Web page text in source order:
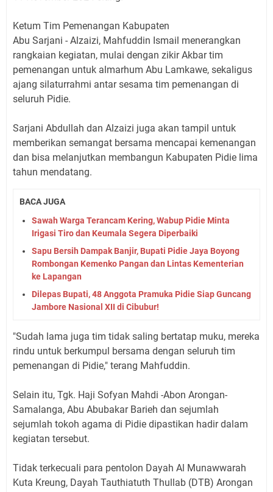
Ketum Tim Pemenangan Kabupaten
Abu Sarjani - Alzaizi, Mahfuddin Ismail menerangkan
rangkaian kegiatan, mulai dengan zikir Akbar tim
pemenangan untuk almarhum Abu Lamkawe, sekaligus
ajang silaturrahmi antar sesama tim pemenangan di
seluruh Pidie.
Sarjani Abdullah dan Alzaizi juga akan tampil untuk
memberikan semangat bersama mencapai kemenangan
dan bisa melanjutkan membangun Kabupaten Pidie lima
tahun mendatang.
BACA JUGA
Sawah Warga Terancam Kering, Wabup Pidie Minta
Irigasi Tiro dan Keumala Segera Diperbaiki
Sapu Bersih Dampak Banjir, Bupati Pidie Jaya Boyong
Rombongan Kemenko Pangan dan Lintas Kementerian
ke Lapangan
Dilepas Bupati, 48 Anggota Pramuka Pidie Siap Guncang
Jambore Nasional XII di Cibubur!
"Sudah lama juga tim tidak saling bertatap muku, mereka
rindu untuk berkumpul bersama dengan seluruh tim
pemenangan di Pidie," terang Mahfuddin.
Selain itu, Tgk. Haji Sofyan Mahdi -Abon Arongan-
Samalanga, Abu Abubakar Barieh dan sejumlah
sejumlah tokoh agama di Pidie dipastikan hadir dalam
kegiatan tersebut.
Tidak terkecuali para pentolon Dayah Al Munawwarah
Kuta Kreung, Dayah Tauthiatuth Thullab (DTB) Arongan